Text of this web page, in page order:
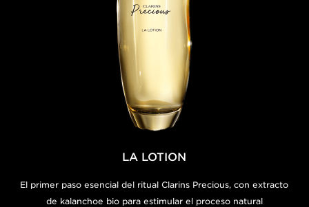
LA LOTION
El primer paso esencial del ritual Clarins Precious, con extracto
de kalanchoe bio para estimular el proceso natural